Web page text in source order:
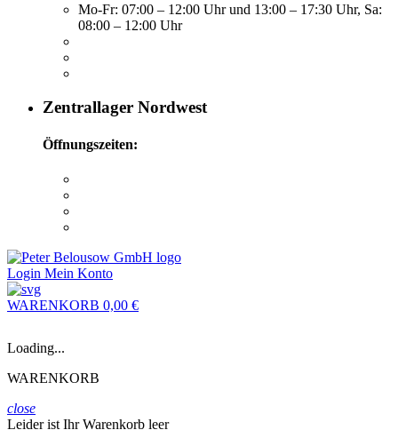
Mo-Fr: 07:00 – 12:00 Uhr und 13:00 – 17:30 Uhr, Sa:
08:00 – 12:00 Uhr
Zentrallager Nordwest
Öffnungszeiten:
Login Mein Konto
WARENKORB 0,00 €
Loading...
WARENKORB
close
Leider ist Ihr Warenkorb leer